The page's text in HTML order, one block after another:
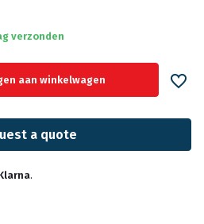
verzonden
aan winkelwagen
a quote
.